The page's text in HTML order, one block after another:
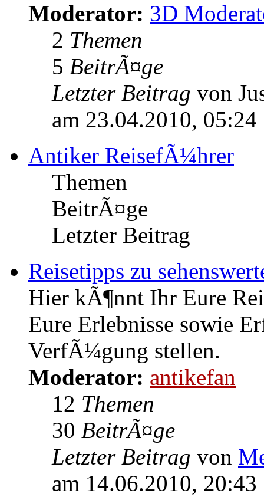
Moderator: 3D
2 Themen
5 BeitrÃ¤ge
Letzter Beitrag von
am 23.04.2010, 05:24
Antiker ReisefÃ¼hrer
Themen
BeitrÃ¤ge
Letzter Beitrag
Reisetipps zu
Hier kÃ¶nnt Ihr Eure
Eure Erlebnisse sowie
VerfÃ¼gung stellen.
Moderator: antikefan
12 Themen
30 BeitrÃ¤ge
Letzter Beitrag von
am 14.06.2010, 20:43